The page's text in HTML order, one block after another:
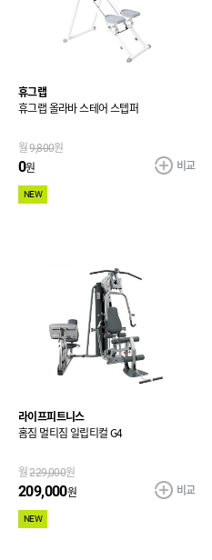
휴그랩
휴그랩 올라바 스테어 스텝퍼
월9,800원
0원
NEW
비교
라이프피트니스
홈짐 멀티짐 일립티컬 G4
월229,000원
209,000원
NEW
비교